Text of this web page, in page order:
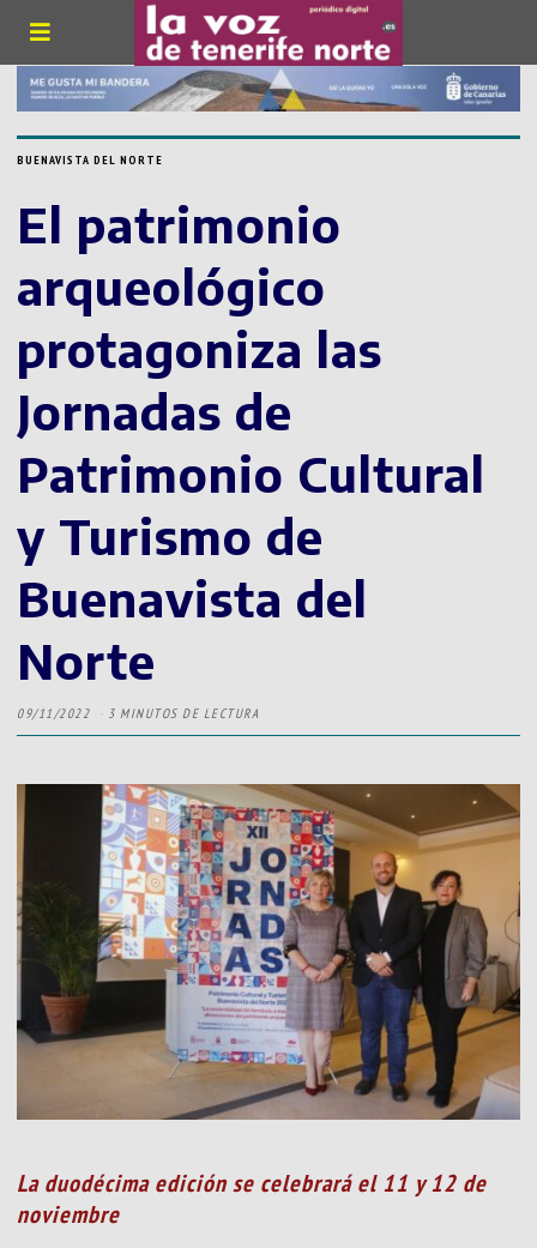
BUENAVISTA DEL NORTE
El patrimonio
arqueológico
protagoniza las
Jornadas de
Patrimonio Cultural
y Turismo de
Buenavista del
Norte
09/11/2022 3 MINUTOS DE LECTURA
La duodécima edición se celebrará el 11 y 12 de
noviembre